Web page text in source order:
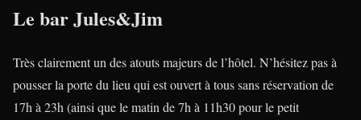
Le bar Jules&Jim
Très clairement un des atouts majeurs de l’hôtel. N’hésitez pas à
pousser la porte du lieu qui est ouvert à tous sans réservation de
17h à 23h (ainsi que le matin de 7h à 11h30 pour le petit